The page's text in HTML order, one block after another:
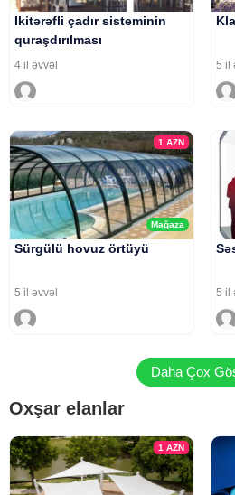
Ikitərəfli çadır sisteminin
quraşdırılması
4 il əvvəl 5 il
Mağaza
1AZN
Sürgülü hovuz örtüyü
5 il əvvəl 5 il
Daha Çox
Oxşar elanlar
1AZN